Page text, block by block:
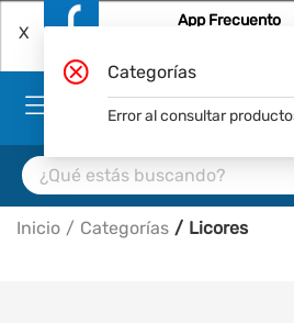
X
App Frecuento
Inicio Categorías Licores
Categorías
Error al consultar